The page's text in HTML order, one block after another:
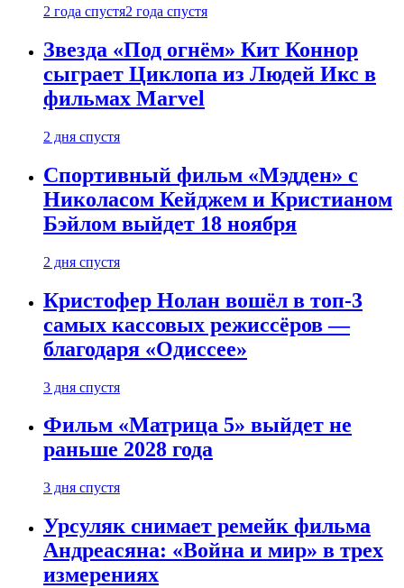
2 года спустя2 года спустя
Звезда «Под огнём» Кит Коннор
сыграет Циклопа из Людей Икс в
фильмах Marvel
2 дня спустя
Спортивный фильм «Мэдден» с
Николасом Кейджем и Кристианом
Бэйлом выйдет 18 ноября
2 дня спустя
Кристофер Нолан вошёл в топ-3
самых кассовых режиссёров —
благодаря «Одиссее»
3 дня спустя
Фильм «Матрица 5» выйдет не
раньше 2028 года
3 дня спустя
Урсуляк снимает ремейк фильма
Андреасяна: «Война и мир» в трех
измерениях